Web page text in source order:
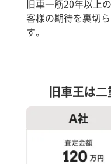
旧車一筋20年以上
客様の期待を裏切
す。
旧車王は